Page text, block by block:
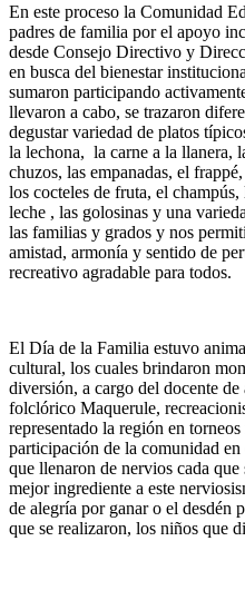
En este proceso la Comunidad
padres de familia por el apoyo
desde Consejo Directivo y
en busca del bienestar
sumaron participando
llevaron a cabo, se trazaron
degustar variedad de platos
la lechona, la carne a la llanera,
chuzos, las empanadas, el
los cocteles de fruta, el
leche , las golosinas y una
las familias y grados y nos
amistad, armonía y sentido de
recreativo agradable para todos.
El Día de la Familia estuvo
cultural, los cuales brindaron
diversión, a cargo del docente
folclórico Maquerule,
representado la región en
participación de la comunidad
que llenaron de nervios cada
mejor ingrediente a este
de alegría por ganar o el desdén
que se realizaron, los niños que